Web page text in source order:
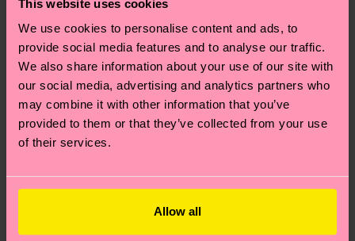
This website uses cookies
We use cookies to personalise content and ads, to
provide social media features and to analyse our traffic.
We also share information about your use of our site with
our social media, advertising and analytics partners who
may combine it with other information that you’ve
provided to them or that they’ve collected from your use
of their services.
Allow all
deinem Land abhängt.
Du hast Fragen zu einer Retoure? In unserem
Hilfebereich im Artikel Retouren findest du die
am häufigsten gestellten Fragen.
Ähnliche muster
Neuheit